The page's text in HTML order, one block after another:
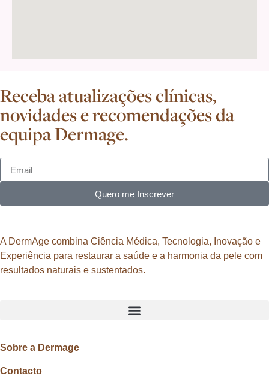
Receba atualizações clínicas,
novidades e recomendações da
equipa Dermage.
Quero me Inscrever
A DermAge combina Ciência Médica, Tecnologia, Inovação e
Experiência para restaurar a saúde e a harmonia da pele com
resultados naturais e sustentados.
Sobre a Dermage
Contacto